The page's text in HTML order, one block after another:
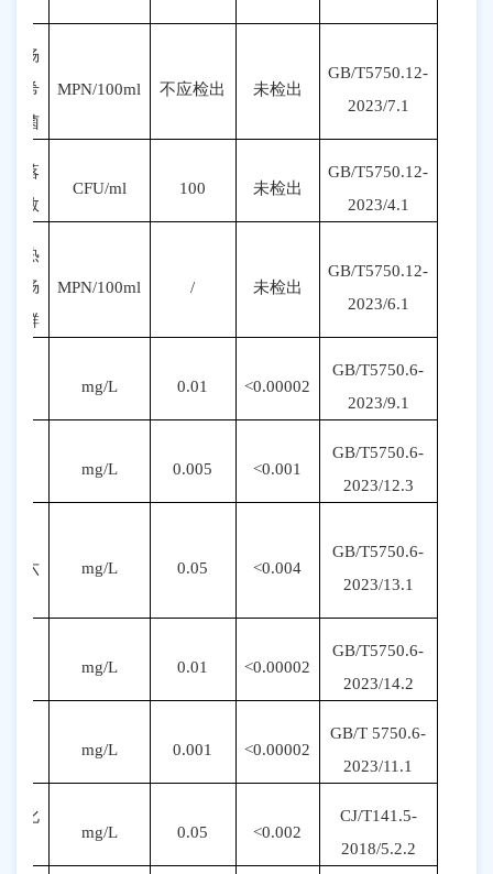
大肠
埃希
氏菌
MPN/100ml 不应检出 未检出
GB/T5750.12-
2023/7.1
菌落
总数
CFU/ml 100 未检出
GB/T5750.12-
2023/4.1
耐热
大肠
菌群
MPN/100ml / 未检出
GB/T5750.12-
2023/6.1
mg/L 0.01 <0.00002
GB/T5750.6-
2023/9.1
mg/L 0.005 <0.001
GB/T5750.6-
2023/12.3
(六
mg/L 0.05 <0.004
GB/T5750.6-
2023/13.1
mg/L 0.01 <0.00002
GB/T5750.6-
2023/14.2
mg/L 0.001 <0.00002
GB/T 5750.6-
2023/11 .1
氰化
mg/L 0.05 <0.002
CJ/T141.5-
2018/5.2.2